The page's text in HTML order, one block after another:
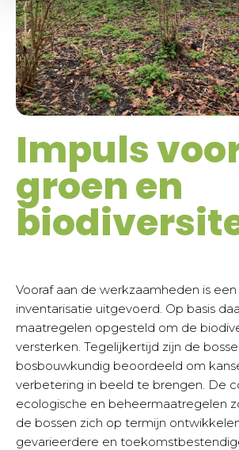
Impuls
groen en
Vooraf aan de werkzaamheden is
inventarisatie uitgevoerd. Op basis
maatregelen opgesteld om de
versterken. Tegelijkertijd zijn de
bosbouwkundig beoordeeld om
verbetering in beeld te brengen. De
ecologische en beheermaatregelen
de bossen zich op termijn
gevarieerdere en